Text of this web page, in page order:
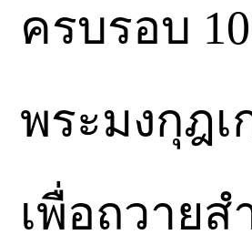
ครบรอบ
พระมงกุฎเ
เพื่อถวาย